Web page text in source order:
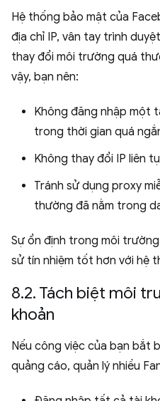
Hệ thống bảo mật của
địa chỉ IP, vân tay trình
thay đổi môi trường quá
vậy, bạn nên:
Không đăng nhập một
trong thời gian quá
Không thay đổi IP liên
Tránh sử dụng proxy
thường đã nằm trong
Sự ổn định trong môi
sử tín nhiệm tốt hơn với hệ
8.2. Tách biệt môi
khoản
Nếu công việc của bạn bắt
quảng cáo, quản lý nhiều